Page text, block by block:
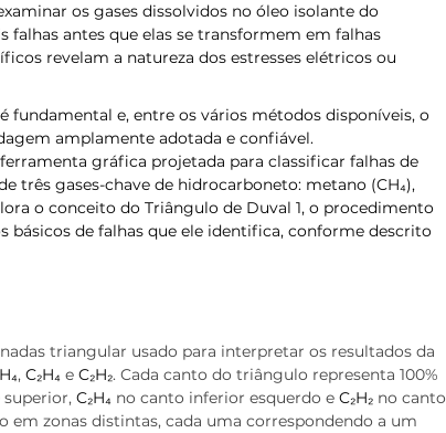
os gases dissolvidos no óleo isolante do
falhas antes que elas se transformem em falhas
revelam a natureza dos estresses elétricos ou
fundamental e, entre os vários métodos disponíveis, o
amplamente adotada e confiável.
gráfica projetada para classificar falhas de
três gases-chave de hidrocarboneto: metano (CH₄),
o conceito do Triângulo de Duval 1, o procedimento
básicos de falhas que ele identifica, conforme descrito
triangular usado para interpretar os resultados da
, C₂H₄ e C₂H₂. Cada canto do triângulo representa 100%
C₂H₄ no canto inferior esquerdo e C₂H₂ no canto
zonas distintas, cada uma correspondendo a um